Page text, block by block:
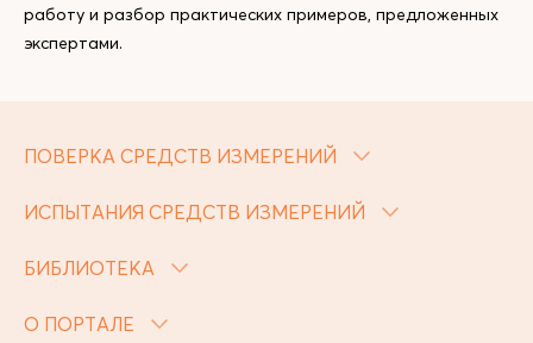
работу и разбор практических примеров, предложенных
экспертами.
ПОВЕРКА СРЕДСТВ ИЗМЕРЕНИЙ
ИСПЫТАНИЯ СРЕДСТВ ИЗМЕРЕНИЙ
БИБЛИОТЕКА
О ПОРТАЛЕ